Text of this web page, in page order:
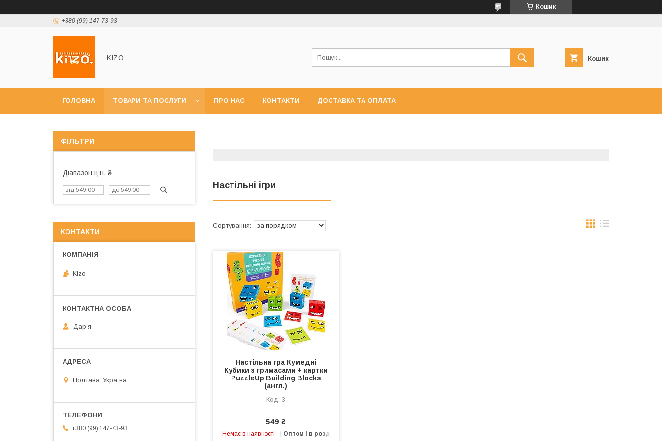
Кошик
+380 (99) 147-73-93
KIZO Кошик
ГОЛОВНА ТОВАРИ ТА ПОСЛУГИ ПРО НАС КОНТАКТИ ДОСТАВКА ТА ОПЛАТА
Настільні ігри
Настільна гра Кумедні
Кубики з гримасами + картки
PuzzleUp Building Blocks
(англ.)
3
549 ₴
Немає в наявності Оптом і в роздріб
ФІЛЬТРИ
Діапазон цін, ₴
КОНТАКТИ
Kizo
Дарʼя
Полтава, Україна
+380 (99) 147-73-93